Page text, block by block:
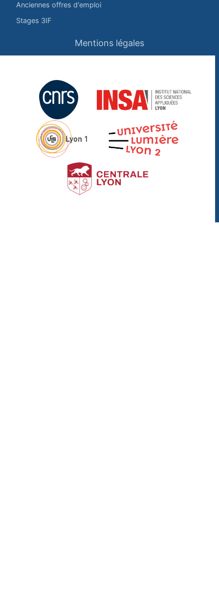
Anciennes offres d'emploi
Stages 3IF
Mentions légales